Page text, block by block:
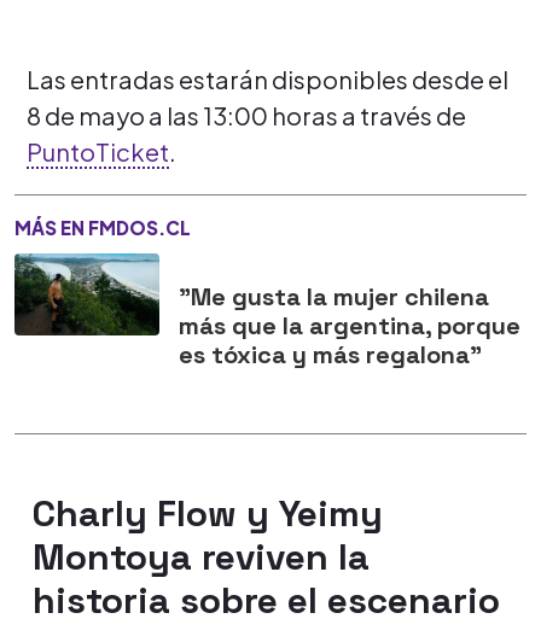
Las entradas estarán disponibles desde el
8 de mayo a las 13:00 horas a través de
PuntoTicket.
MÁS EN FMDOS.CL
"Me gusta la mujer chilena
más que la argentina, porque
es tóxica y más regalona"
Charly Flow y Yeimy
Montoya reviven la
historia sobre el escenario